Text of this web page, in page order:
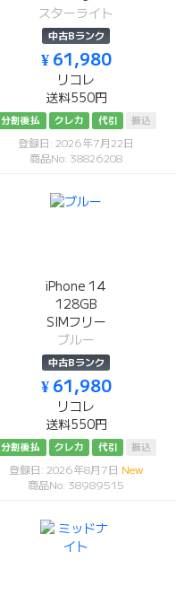
スターライト
中古Bランク
¥ 61,980
リコレ
送料550円
分割後払 クレカ 代引 振込
登録日: 2026年7月22日
商品No: 38826208
iPhone 14
128GB
SIMフリー
ブルー
中古Bランク
¥ 61,980
リコレ
送料550円
分割後払 クレカ 代引 振込
登録日: 2026年8月7日 New
商品No: 38989515